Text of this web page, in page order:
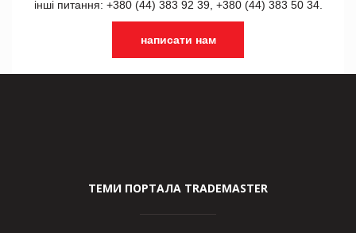
інші питання: +380 (44) 383 92 39, +380 (44) 383 50 34.
написати нам
ТЕМИ ПОРТАЛА TRADEMASTER